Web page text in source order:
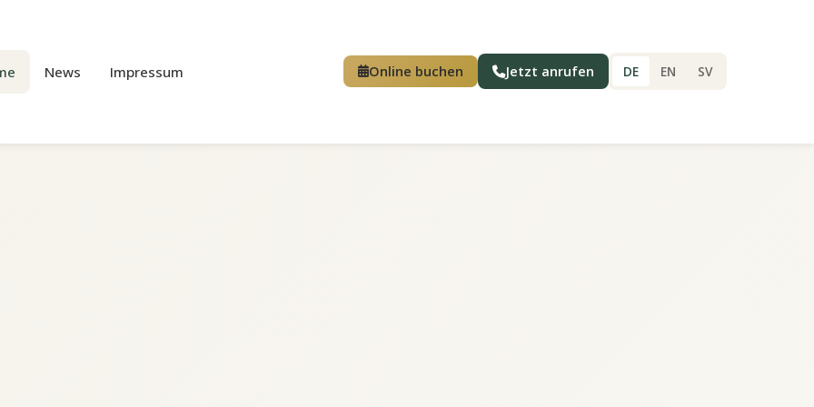
News Impressum Online buchen Jetzt anrufen DE EN SV